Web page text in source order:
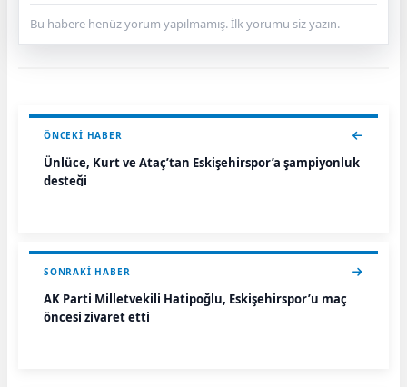
Bu habere henüz yorum yapılmamış. İlk yorumu siz yazın.
ÖNCEKI HABER
Ünlüce, Kurt ve Ataç’tan Eskişehirspor’a şampiyonluk
desteği
SONRAKI HABER
AK Parti Milletvekili Hatipoğlu, Eskişehirspor’u maç
öncesi ziyaret etti